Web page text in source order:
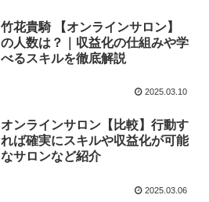
竹花貴騎 【オンラインサロン】
の人数は？｜収益化の仕組みや学
べるスキルを徹底解説
2025.03.10
オンラインサロン【比較】行動す
れば確実にスキルや収益化が可能
なサロンなど紹介
2025.03.06